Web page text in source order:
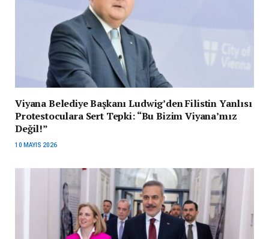
Viyana Belediye Başkanı Ludwig’den Filistin Yanlısı
Protestoculara Sert Tepki: “Bu Bizim Viyana’mız
Değil!”
10 MAYIS 2026